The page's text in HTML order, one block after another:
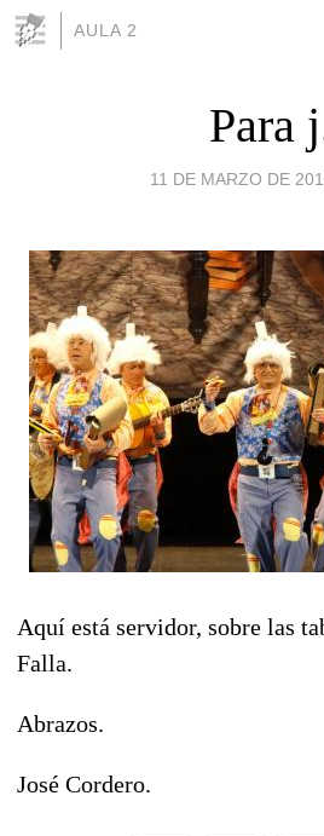
AULA 2
Para
11 DE MARZO DE
Aquí está servidor, sobre las
Falla.
Abrazos.
José Cordero.